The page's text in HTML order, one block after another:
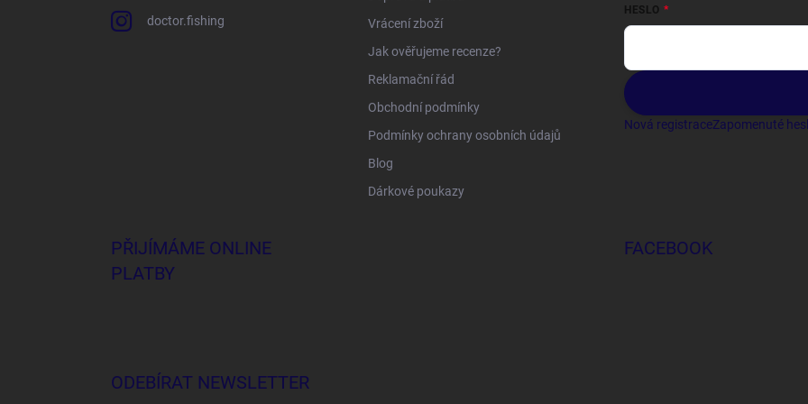
doctor.fishing
Vrácení zboží
Jak ověřujeme recenze?
Reklamační řád
Obchodní podmínky
Podmínky ochrany osobních údajů
Blog
Dárkové poukazy
HESLO
Nová registraceZapomenuté
PŘIJÍMÁME ONLINE
PLATBY
FACEBOOK
ODEBÍRAT NEWSLETTER